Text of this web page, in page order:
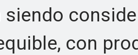
siendo
con